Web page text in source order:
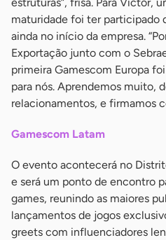
estruturas”, frisa. Para Victor,
maturidade foi ter participado
ainda no início da empresa.
Exportação junto com o
primeira Gamescom Europa
para nós. Aprendemos muito,
relacionamentos, e firmamos
Gamescom Latam
O evento acontecerá no
e será um ponto de encontro
games, reunindo as maiores
lançamentos de jogos
greets com influenciadores